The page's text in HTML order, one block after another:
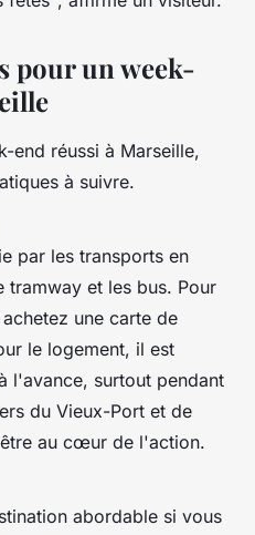
pour un week-
end réussi à Marseille,
à suivre.
par les transports en
tramway et les bus. Pour
une carte de
le logement, il est
l'avance, surtout pendant
du Vieux-Port et de
au cœur de l'action.
abordable si vous